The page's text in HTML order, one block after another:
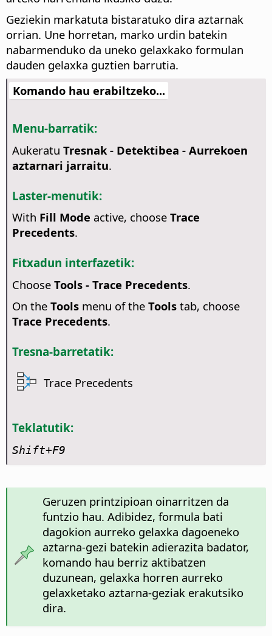
Geziekin markatuta bistaratuko dira aztarnak
orrian. Une horretan, marko urdin batekin
nabarmenduko da uneko gelaxkako formulan
dauden gelaxka guztien barrutia.
Komando hau erabiltzeko...
Menu-barratik:
Aukeratu Tresnak - Detektibea - Aurrekoen
aztarnari jarraitu.
Laster-menutik:
With Fill Mode active, choose Trace
Precedents.
Fitxadun interfazetik:
Choose Tools - Trace Precedents.
On the Toolsmenu of the Toolstab, choose
Trace Precedents.
Tresna-barretatik:
Trace Precedents
Teklatutik:
Shift+F9
Geruzen printzipioan oinarritzen da
funtzio hau. Adibidez, formula bati
dagokion aurreko gelaxka dagoeneko
aztarna-gezi batekin adierazita badator,
komando hau berriz aktibatzen
duzunean, gelaxka horren aurreko
gelaxketako aztarna-geziak erakutsiko
dira.